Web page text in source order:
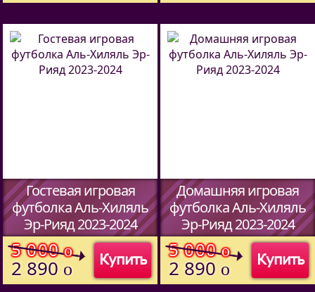
Гостевая игровая
футболка Аль-Хиляль
Эр-Рияд 2023-2024
(Код:5913709
Купить
5 000o
2 890 o
Домашняя игровая
футболка Аль-Хиляль
Эр-Рияд 2023-2024
(Код:5913709
Купить
5 000o
2 890 o